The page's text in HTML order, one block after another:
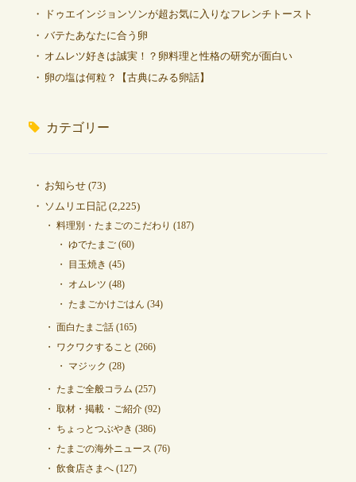
ドゥエインジョンソンが超お気に入りなフレンチトースト
バテたあなたに合う卵
オムレツ好きは誠実！？卵料理と性格の研究が面白い
卵の塩は何粒？【古典にみる卵話】
カテゴリー
お知らせ(73)
ソムリエ日記(2,225)
料理別・たまごのこだわり (187)
ゆでたまご(60)
目玉焼き (45)
オムレツ (48)
たまごかけごはん (34)
面白たまご話(165)
ワクワクすること (266)
マジック (28)
たまご全般コラム (257)
取材・掲載・ご紹介(92)
ちょっとつぶやき (386)
たまごの海外ニュース (76)
飲食店さまへ(127)